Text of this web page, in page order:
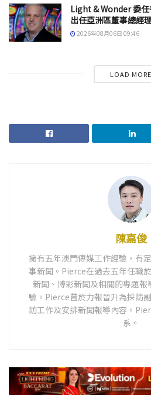
Light & Wonder 委
出任亞洲區董事總經
2026年08月06日 09:46
LOAD MORE
陳嘉俊
擁有五年澳門傳媒工作經驗，有
事新聞。Pierce在過去五年任職
新聞、博彩新聞及相關的專題
驗。Pierce曾於力報晉升為採訪
訪工作及安排新聞報導內容。
系。